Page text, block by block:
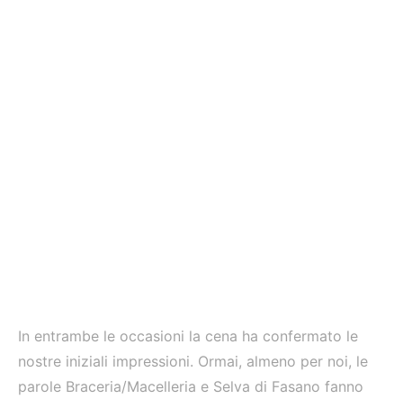
In entrambe le occasioni la cena ha confermato le
nostre iniziali impressioni. Ormai, almeno per noi, le
parole Braceria/Macelleria e Selva di Fasano fanno